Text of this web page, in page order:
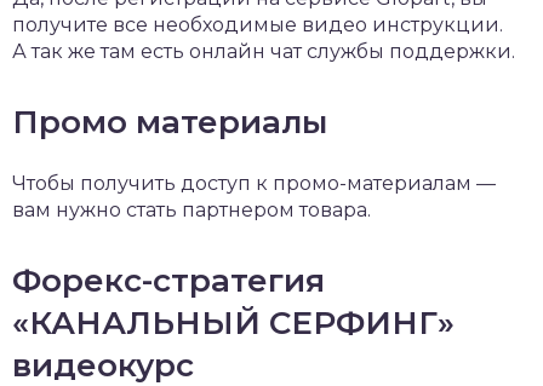
получите все необходимые видео инструкции.
А так же там есть онлайн чат службы поддержки.
Промо материалы
Чтобы получить доступ к промо-материалам —
вам нужно стать партнером товара.
Форекс-стратегия
«КАНАЛЬНЫЙ СЕРФИНГ»
видеокурс